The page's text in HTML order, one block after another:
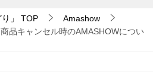
」 TOP
Amashow
品キャンセル時のAMASHOWについ